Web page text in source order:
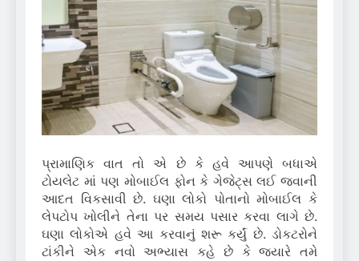
પ્રામાણિક વાત તો એ છે કે હવે આપણે બધાએ
ટોયલેટ માં પણ મોબાઈલ ફોન કે ગેજેટ્સ લઈ જવાની
આદત વિકસાવી છે. ઘણા લોકો પોતાનો મોબાઈલ કે
લેપટોપ ખોલીને તેના પર સમય પસાર કરવા લાગે છે.
ઘણા લોકોએ હવે આ કરવાનું શરૂ કર્યું છે. ડોકટરોને
ટાંકીને એક નવો અભ્યાસ કહે છે કે જ્યારે તમે